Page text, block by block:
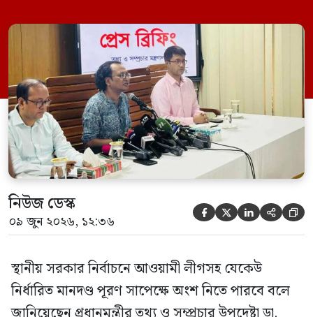
সম্মেলন কক্ষে এক প্রেস ব্রিফিংয়ে সাংবাদিকদের
এক প্রশ্নের জবাবে তিনি এ কথা বলেন।
নিউজ ডেস্ক
০৯ জুন ২০২৬, ১২:৩৬     
স্থানীয় সরকার নির্বাচনে আওয়ামী লীগসহ যেকেউ
নির্ধারিত মানদণ্ড পূরণ সাপেক্ষে অংশ নিতে পারবে বলে